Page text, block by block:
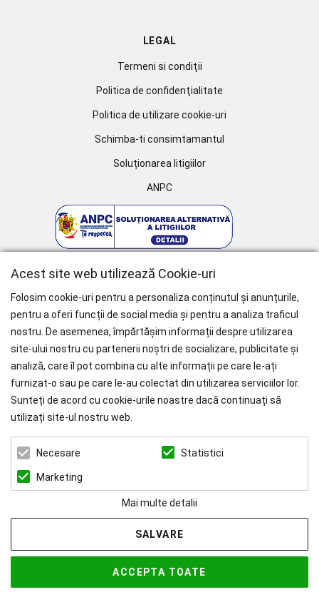
LEGAL
Termeni si condiţii
Politica de confidenţialitate
Politica de utilizare cookie-uri
Schimba-ti consimtamantul
Soluționarea litigiilor
ANPC
WHY CHOOSE PAÏSI
Branduri Internationale
Livrare Gratuită pentru Comenzile mai mari de 1000 RON.
CUI: 39022519
© 2026 Paisi Powered byblugento
Acest site web utilizează Cookie-uri
Folosim cookie-uri pentru a personaliza conținutul și anunțurile,
pentru a oferi funcții de social media și pentru a analiza traficul
nostru. De asemenea, împărtășim informații despre utilizarea
site-ului nostru cu partenerii noștri de socializare, publicitate și
analiză, care îl pot combina cu alte informații pe care le-ați
furnizat-o sau pe care le-au colectat din utilizarea serviciilor lor.
Sunteți de acord cu cookie-urile noastre dacă continuați să
utilizați site-ul nostru web.
Necesare Statistici
Marketing
Mai multe detalii
SALVARE
ACCEPTA TOATE